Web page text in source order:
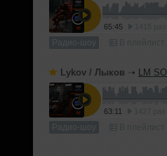
65:45
Радио-шоу
Lykov / Лыков ➝ LM
63:11
Радио-шоу